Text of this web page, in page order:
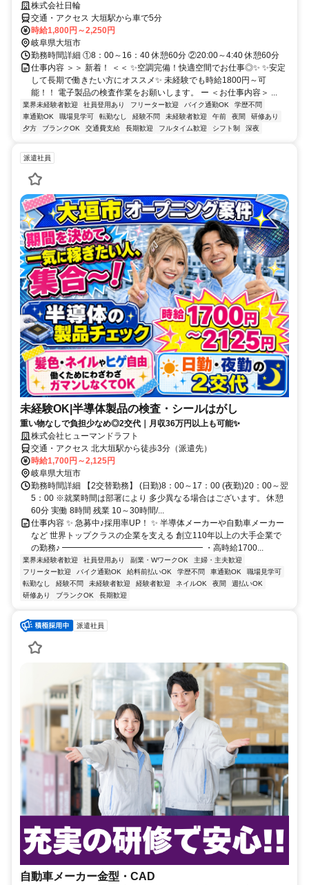
株式会社日輪
交通・アクセス 大垣駅から車で5分
時給1,800円～2,250円
岐阜県大垣市
勤務時間詳細 ①8：00～16：40 休憩60分 ②20:00～4:40 休憩60分
仕事内容 ＞＞ 新着！ ＜＜ ✨空調完備！快適空間でお仕事◎✨ ✨安定
して長期で働きたい方にオススメ✨ 未経験でも時給1800円～可
能！！ 電子製品の検査作業をお願いします。 ー ＜お仕事内容＞ ...
業界未経験者歓迎 社員登用あり フリーター歓迎 バイク通勤OK
学歴不問
車通勤OK
職場見学可 転勤なし 経験不問 未経験者歓迎 午前 夜間
研修あり
夕方
ブランクOK 交通費支給 長期歓迎 フルタイム歓迎 シフト制 深夜
派遣社員
未経験OK|半導体製品の検査・シールはがし
重い物なしで負担少なめ◎2交代｜月収36万円以上も可能✨
株式会社ヒューマンドラフト
交通・アクセス 北大垣駅から徒歩3分（派遣先）
時給1,700円～2,125円
岐阜県大垣市
勤務時間詳細 【2交替勤務】 (日勤)8：00～17：00 (夜勤)20：00～翌
5：00 ※就業時間は部署により 多少異なる場合はございます。 休憩
60分 実働 8時間 残業 10～30時間/...
仕事内容 ✨ 急募中♪採用率UP！ ✨ 半導体メーカーや自動車メーカー
など 世界トップクラスの企業を支える 創立110年以上の大手企業で
の勤務♪ ━━━━━━━━━━━━━━━━━ ・高時給1700...
業界未経験者歓迎 社員登用あり 副業・WワークOK
主婦・主夫歓迎
フリーター歓迎
バイク通勤OK 給料前払いOK 学歴不問 車通勤OK
職場見学可
転勤なし
経験不問 未経験者歓迎 経験者歓迎 ネイルOK 夜間
週払いOK
研修あり
ブランクOK 長期歓迎
派遣社員
自動車メーカー金型・CAD